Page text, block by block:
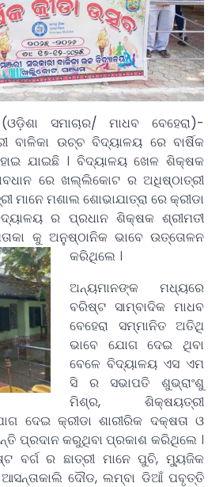
ସମାଚାର/ ମାଧବ ବେହେରା)-
ବାଳିକା ଉଚ୍ଚ ବିଦ୍ୟାଳୟ ରେ ବାର୍ଷିକ
ଯାଇଛି । ବିଦ୍ୟାଳୟ ଖେଳ ଶିକ୍ଷକ
ରେ ଖଲ୍ଲିକୋଟ ର ଅଧିଷ୍ଠାତ୍ରୀ
ମାନେ ମଶାଲ ଶୋଭାଯାତ୍ରା ରେ କ୍ରୀଡା
ର ପ୍ରଧାନ ଶିକ୍ଷକ ଶ୍ରୀମତୀ
କୁ ଅନୁଷ୍ଠାନିକ ଭାବେ ଉତ୍ତୋଳନ
କରିଥିଲେ ।
ଅନ୍ୟମାନଙ୍କ ମଧ୍ୟରେ
ବରିଷ୍ଟ ସାମ୍ବାଦିକ ମାଧବ
ବେହେରା ସମ୍ମାନିତ ଅତିଥି
ଭାବେ ଯୋଗ ଦେଇ ଥିବା
ବେଳେ ବିଦ୍ୟାଳୟ ଏସ ଏମ
ସି ର ସଭାପତି ଶୁଭ୍ରାଂଶୁ
ମିଶ୍ର, ଶିକ୍ଷୟତ୍ରୀ
ଦେଇ କ୍ରୀଡା ଶାରୀରିକ ଦକ୍ଷତା ଓ
ପ୍ରଦାନ କରୁଥିବା ପ୍ରକାଶ କରିଥିଲେ ।
ବର୍ଗ ର ଛାତ୍ରୀ ମାନେ ପୁଚି, ମ୍ୟୁଜିକ
ଦୌଡ, ଲମ୍ବା ଡିଆଁ ପବୃତ୍ତି